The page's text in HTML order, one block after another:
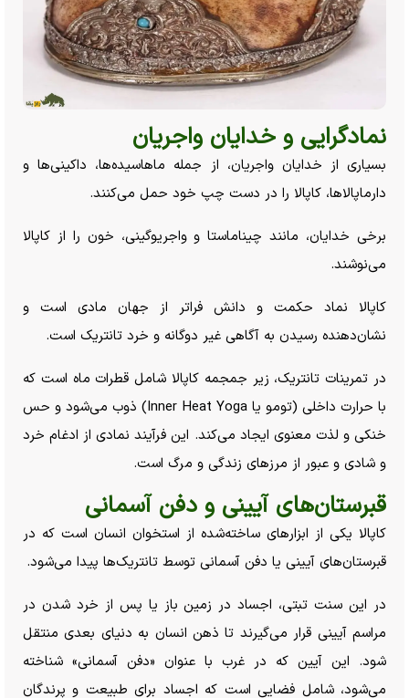
نمادگرایی و خدایان واجریان
بسیاری از خدایان واجریان، از جمله ماهاسیده‌ها، داکینی‌ها و
دارماپالاها، کاپالا را در دست چپ خود حمل می‌کنند.
برخی خدایان، مانند چیناماستا و واجریوگینی، خون را از کاپالا
می‌نوشند.
کاپالا نماد حکمت و دانش فراتر از جهان مادی است و
نشان‌دهنده رسیدن به آگاهی غیر دوگانه و خرد تانتریک است.
در تمرینات تانتریک، زیر جمجمه کاپالا شامل قطرات ماه است که
با حرارت داخلی (تومو یا Inner Heat Yoga) ذوب می‌شود و حس
خنکی و لذت معنوی ایجاد می‌کند. این فرآیند نمادی از ادغام خرد
و شادی و عبور از مرز‌های زندگی و مرگ است.
قبرستان‌های آیینی و دفن آسمانی
کاپالا یکی از ابزار‌های ساخته‌شده از استخوان انسان است که در
قبرستان‌های آیینی یا دفن آسمانی توسط تانتریک‌ها پیدا می‌شود.
در این سنت تبتی، اجساد در زمین باز یا پس از خرد شدن در
مراسم آیینی قرار می‌گیرند تا ذهن انسان به دنیای بعدی منتقل
شود. این آیین که در غرب با عنوان «دفن آسمانی» شناخته
می‌شود، شامل فضایی است که اجساد برای طبیعت و پرندگان